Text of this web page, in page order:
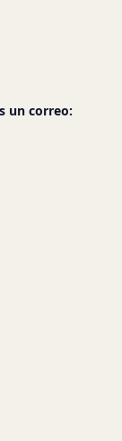
un correo: